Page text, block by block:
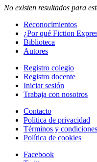
No existen resultados para
Reconocimientos
¿Por qué Fiction
Biblioteca
Autores
Registro colegio
Registro docente
Iniciar sesión
Trabaja con nosotros
Contacto
Política de privacidad
Términos y condiciones
Política de cookies
Facebook